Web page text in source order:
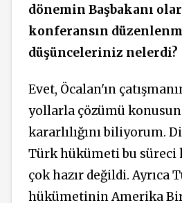
dönemin Başbakanı
konferansın
düşünceleriniz nelerdi?
Evet, Öcalan'ın
yollarla çözümü
kararlılığını biliyorum.
Türk hükümeti bu süreci
çok hazır değildi. Ayrıca
hükümetinin Amerika